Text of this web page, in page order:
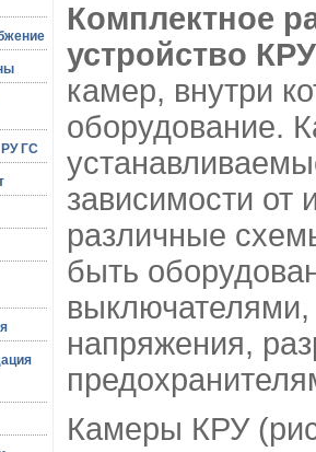
ГС
Комплектное
устройство КРУ
камер, внутри
оборудование.
зависимости от
различные
быть
напряжения,
Камеры КРУ